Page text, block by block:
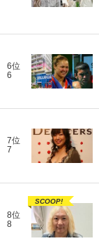
6位
6
7位
7
8位
8
SCOOP!